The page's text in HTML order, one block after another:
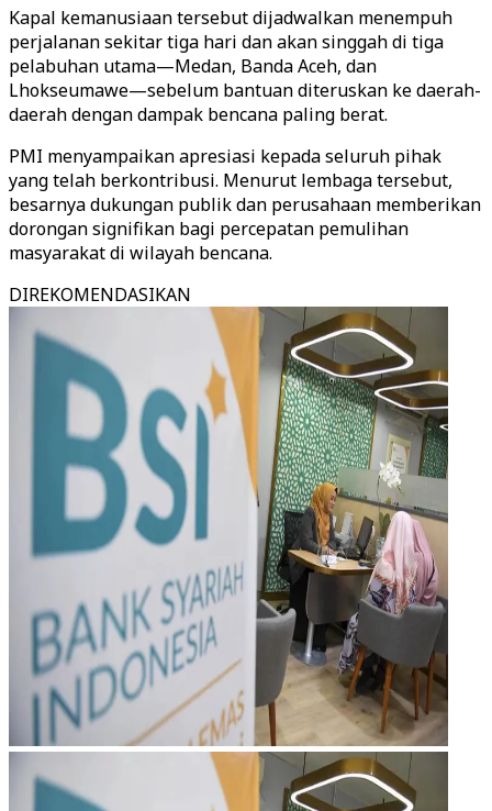
Kapal kemanusiaan tersebut dijadwalkan menempuh
perjalanan sekitar tiga hari dan akan singgah di tiga
pelabuhan utama—Medan, Banda Aceh, dan
Lhokseumawe—sebelum bantuan diteruskan ke daerah-
daerah dengan dampak bencana paling berat.
PMI menyampaikan apresiasi kepada seluruh pihak
yang telah berkontribusi. Menurut lembaga tersebut,
besarnya dukungan publik dan perusahaan memberikan
dorongan signifikan bagi percepatan pemulihan
masyarakat di wilayah bencana.
DIREKOMENDASIKAN